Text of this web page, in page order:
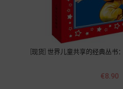
[现货] 世界儿童共享的经典丛书
Price
€8.90